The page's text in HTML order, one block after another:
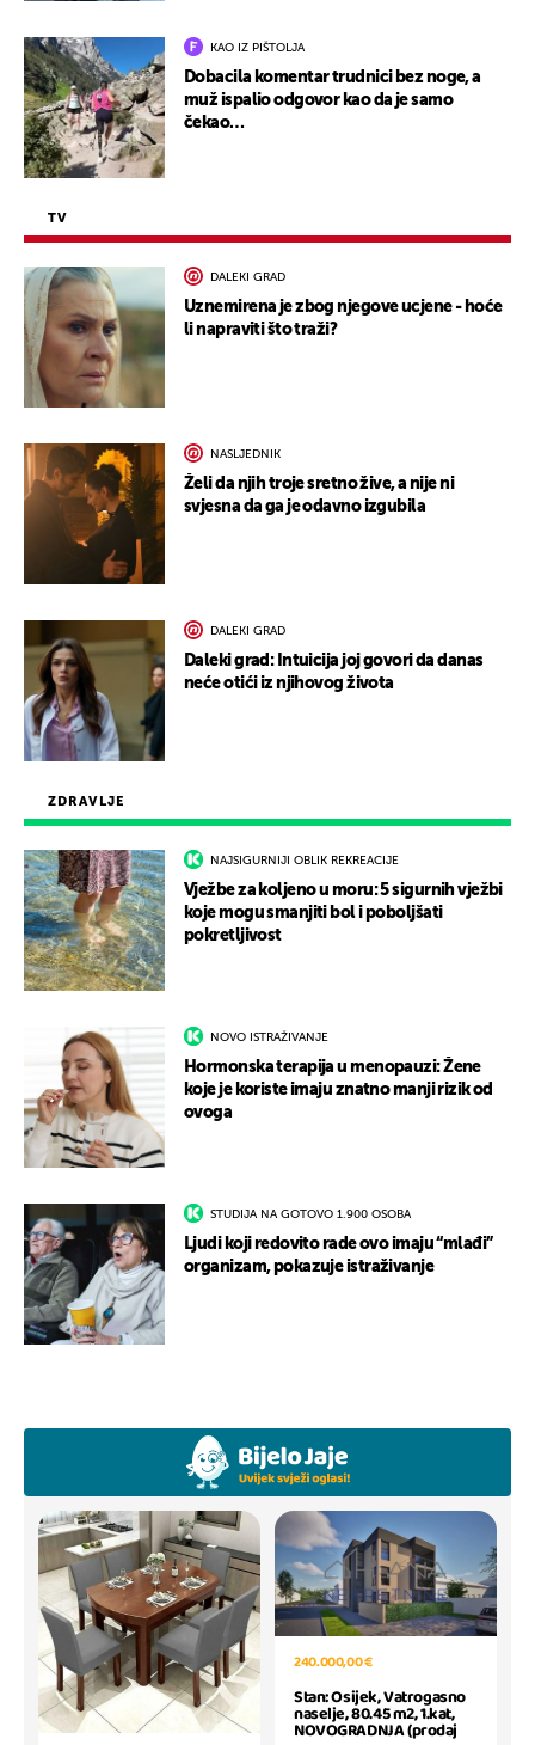
ZDRAVLJE
NAJSIGURNIJI OBLIK REKREACIJE
Vježbe za koljeno u moru: 5 sigurnih vježbi
koje mogu smanjiti bol i poboljšati
pokretljivost
NOVO ISTRAŽIVANJE
Hormonska terapija u menopauzi: Žene
koje je koriste imaju znatno manji rizik od
ovoga
STUDIJA NA GOTOVO 1.900 OSOBA
Ljudi koji redovito rade ovo imaju “mlađi”
organizam, pokazuje istraživanje
KAO IZ PIŠTOLJA
Dobacila komentar trudnici bez noge, a
muž ispalio odgovor kao da je samo
čekao…
TV
DALEKI GRAD
Uznemirena je zbog njegove ucjene - hoće
li napraviti što traži?
NASLJEDNIK
Želi da njih troje sretno žive, a nije ni
svjesna da ga je odavno izgubila
DALEKI GRAD
Daleki grad: Intuicija joj govori da danas
neće otići iz njihovog života
240.000,00 €
Stan: Osijek, Vatrogasno
naselje, 80.45 m2, 1.kat,
NOVOGRADNJA (prodaj